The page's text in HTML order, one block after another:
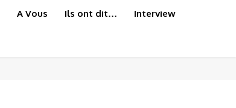
A Vous Ils ont dit… Interview